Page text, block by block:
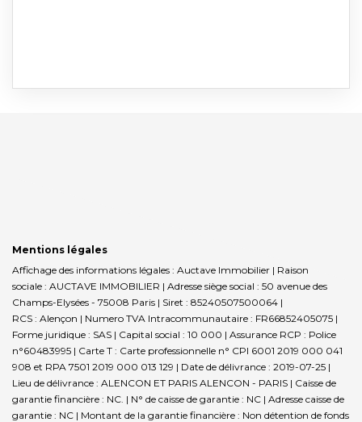
Mentions légales
Affichage des informations légales : Auctave Immobilier | Raison
sociale : AUCTAVE IMMOBILIER | Adresse siège social : 50 avenue des
Champs-Elysées - 75008 Paris | Siret : 85240507500064 |
RCS : Alençon | Numero TVA Intracommunautaire : FR66852405075 |
Forme juridique : SAS | Capital social : 10 000 | Assurance RCP : Police
n°60483995 | Carte T : Carte professionnelle n° CPI 6001 2019 000 041
908 et RPA 7501 2019 000 013 129 | Date de délivrance : 2019-07-25 |
Lieu de délivrance : ALENCON ET PARIS ALENCON - PARIS | Caisse de
garantie financière : NC. | N° de caisse de garantie : NC | Adresse caisse de
garantie : NC | Montant de la garantie financière : Non détention de fonds